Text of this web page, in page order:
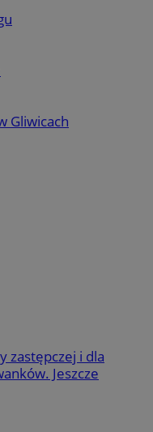
Gliwicach
zastępczej i dla
Jeszcze